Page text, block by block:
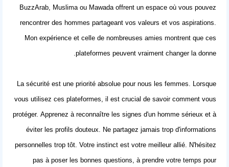
BuzzArab, Muslima ou Mawada offrent un espace où vous pouvez
rencontrer des hommes partageant vos valeurs et vos aspirations.
Mon expérience et celle de nombreuses amies montrent que ces
plateformes peuvent vraiment changer la donne.
La sécurité est une priorité absolue pour nous les femmes. Lorsque
vous utilisez ces plateformes, il est crucial de savoir comment vous
protéger. Apprenez à reconnaître les signes d'un homme sérieux et à
éviter les profils douteux. Ne partagez jamais trop d'informations
personnelles trop tôt. Votre instinct est votre meilleur allié. N'hésitez
pas à poser les bonnes questions, à prendre votre temps pour